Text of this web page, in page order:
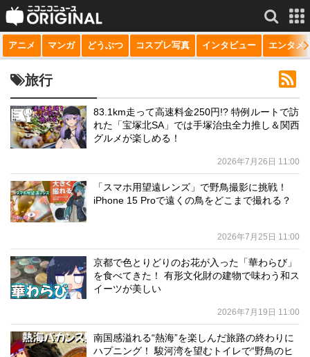
サービス一覧 もっと見る
niconico
動画
生放送
チャンネル
マンガ
アニメ マンガ どうぶつ コスプレ写真 インタビュー エンタメ
旅行
83.1km走って高速料金250円!? 特例ルートで訪
れた「宝塚北SA」では手塚治虫全力推し＆関西
グルメが楽しめる！
2026年7月26日 11:00
「スマホ用望遠レンズ」で野鳥撮影に挑戦！
iPhone 15 Proで遠くの鳥をどこまで撮れる？
2026年7月25日 11:00
京都で色とりどりのお花が入った「華わらび」
を食べてきた！ 有形文化財の建物で味わう和ス
イーツが美しい
2026年7月19日 11:00
南国感溢れる“熱海”を楽しんだ旅路の終わりに
ハプニング！ 駿河湾を望むトイレで“野鳥のヒ